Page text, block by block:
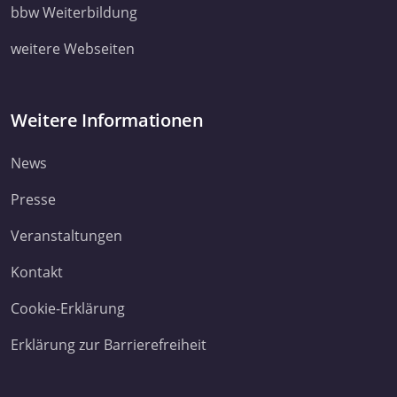
ihnen bereitgestellt haben oder die sie im Rahmen Ihrer
Cookies, wenn Sie unsere Webseite weiterhin nutzen.
bbw Weiterbildung
weitere Webseiten
Weitere Informationen
News
Presse
Veranstaltungen
Kontakt
Cookie-Erklärung
Erklärung zur Barrierefreiheit